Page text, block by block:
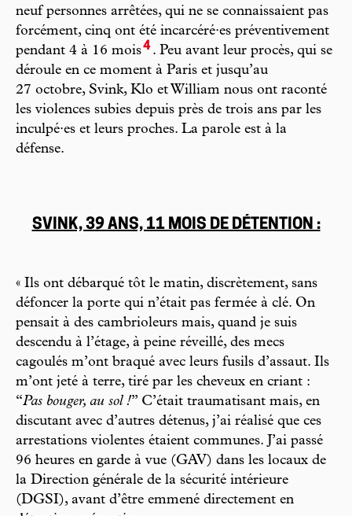
neuf personnes arrêtées, qui ne se connaissaient pas
forcément, cinq ont été incarcéré·es préventivement
pendant 4 à 16 mois4. Peu avant leur procès, qui se
déroule en ce moment à Paris et jusqu’au
27 octobre, Svink, Klo et William nous ont raconté
les violences subies depuis près de trois ans par les
inculpé·es et leurs proches. La parole est à la
défense.
SVINK, 39 ANS, 11 MOIS DE DÉTENTION :
« Ils ont débarqué tôt le matin, discrètement, sans
défoncer la porte qui n’était pas fermée à clé. On
pensait à des cambrioleurs mais, quand je suis
descendu à l’étage, à peine réveillé, des mecs
cagoulés m’ont braqué avec leurs fusils d’assaut. Ils
m’ont jeté à terre, tiré par les cheveux en criant :
“Pas bouger, au sol !” C’était traumatisant mais, en
discutant avec d’autres détenus, j’ai réalisé que ces
arrestations violentes étaient communes. J’ai passé
96 heures en garde à vue (GAV) dans les locaux de
la Direction générale de la sécurité intérieure
(DGSI), avant d’être emmené directement en